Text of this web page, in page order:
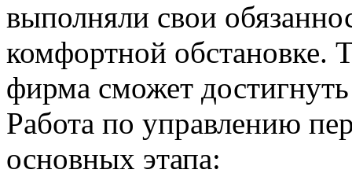
выполняли свои
комфортной обстановке.
фирма сможет
Работа по управлению
основных этапа: